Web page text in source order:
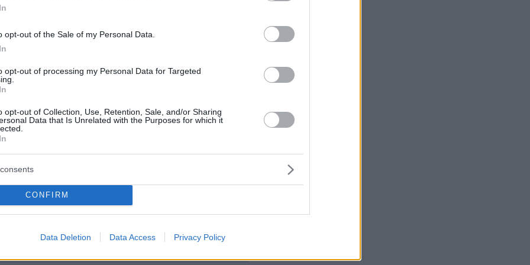
opt-out of the Sale of my Personal Data.
opt-out of processing my Personal Data for Targeted
opt-out of Collection, Use, Retention, Sale, and/or Sharing
Data that Is Unrelated with the Purposes for which it
CONFIRM
Data Deletion Data Access Privacy Policy
λέγοντας πως «η Εκκλησία δεν
τον “ομοφυλοφιλικό γάμο”».
σου να έρθει να τον σκοτώσουμε» -
στην Καλλιθέα σε ενέδρα που του
στον Κασσελάκη ότι ανέβηκε σε τρακτέρ